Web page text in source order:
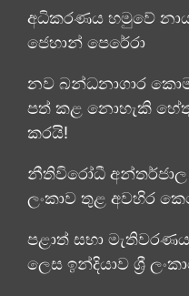
අධිකරණය හමුවේ
ජෙහාන් පෙරේරා
නව බන්ධනාගාර
පත් කළ නොහැකි
කරයි!
නීතිවිරෝධී අන්තර්ජාල
ලංකාව තුළ අවහිර
පළාත් සභා
ලෙස ඉන්දියාව ශ්‍රී